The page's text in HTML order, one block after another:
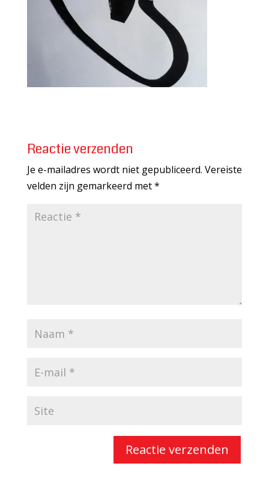
Reactie verzenden
Je e-mailadres wordt niet gepubliceerd. Vereiste
velden zijn gemarkeerd met*